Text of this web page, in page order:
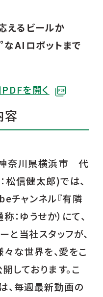
えるビールか
なAIロボットまで
を開く
容
奈川県横浜市 代
松信健太郎)では、
チャンネル『有隣
：ゆうせか）にて、
当社スタッフが、
々な世界を、愛をこ
しております。こ
、毎週最新動画の